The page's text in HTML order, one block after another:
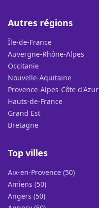
Autres régions
Île-de-France
Auvergne-Rhône-Alpes
Occitanie
Nouvelle-Aquitaine
Provence-Alpes-Côte d'Azur
Hauts-de-France
Grand Est
Bretagne
Top villes
Aix-en-Provence (50)
Amiens (50)
Angers (50)